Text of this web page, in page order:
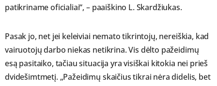
patikriname oficialiai“, – paaiškino L. Skardžiukas.
Pasak jo, net jei keleiviai nemato tikrintojų, nereiškia, kad
vairuotojų darbo niekas netikrina. Vis dėlto pažeidimų
esą pasitaiko, tačiau situacija yra visiškai kitokia nei prieš
dvidešimtmetį. „Pažeidimų skaičius tikrai nėra didelis, bet